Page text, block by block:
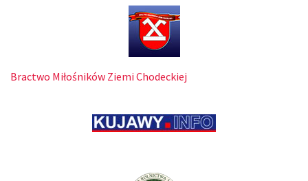
Bractwo Miłośników Ziemi Chodeckiej